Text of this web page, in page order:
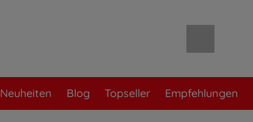
Neuheiten Blog Topseller Empfehlungen